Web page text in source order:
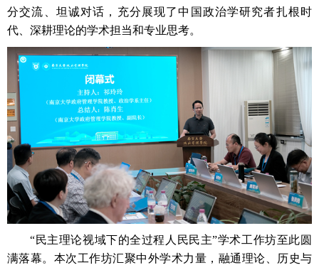
分交流、坦诚对话，充分展现了中国政治学研究者扎根时
代、深耕理论的学术担当和专业思考。
“民主理论视域下的全过程人民民主”学术工作坊至此圆
满落幕。本次工作坊汇聚中外学术力量，融通理论、历史与